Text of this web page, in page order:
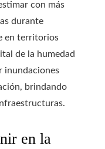
con más
durante
en territorios
de la humedad
inundaciones
brindando
en la